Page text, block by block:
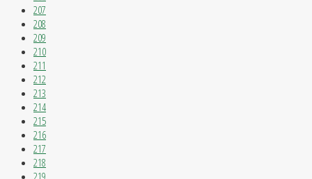
207
208
209
210
211
212
213
214
215
216
217
218
219